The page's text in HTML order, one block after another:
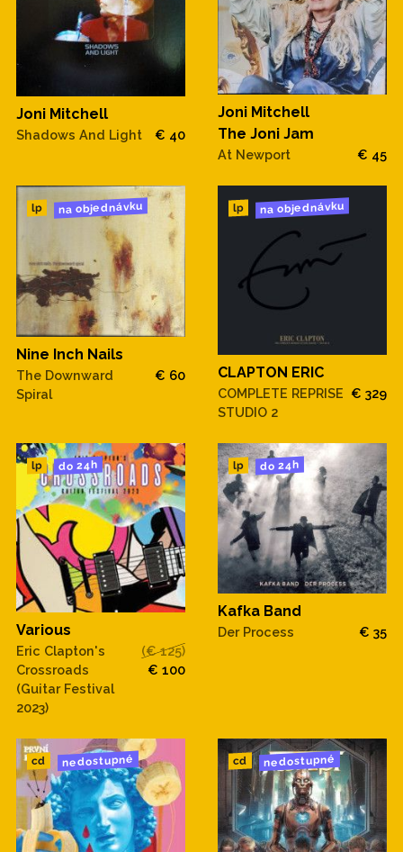
Joni Mitchell
Shadows And Light € 40
Joni Mitchell
The Joni Jam
At Newport € 45
lp na objednávku
Nine Inch Nails
The Downward
Spiral
€ 60
lp na objednávku
CLAPTON ERIC
COMPLETE REPRISE
STUDIO 2
€ 329
lp do 24h
Various
Eric Clapton's
Crossroads
(Guitar Festival
2023)
(€ 125)
€ 100
lp do 24h
Kafka Band
Der Process € 35
cd nedostupné cd nedostupné